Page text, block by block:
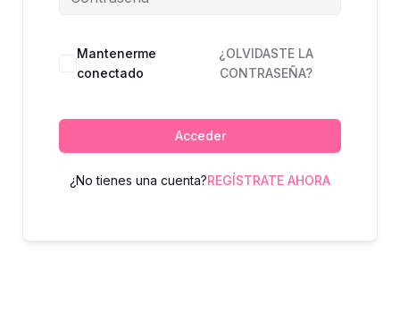
Mantenerme
conectado
¿OLVIDASTE LA
CONTRASEÑA?
Acceder
¿No tienes una cuenta?REGÍSTRATE AHORA